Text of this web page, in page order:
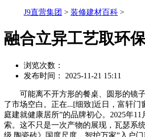
J9直营集团 > 装修建材百科 >
融合立异工艺取环
浏览次数：
发布时间： 2025-11-21 15:11
可能离不开方形的餐桌、圆形的镜子
了市场空白。正在...[细致]近日，富轩
庭建就健康居所”的品牌初心。2025年
索。这不只是一次产物的展现，瓦瑟系
级 陶瓷砖》国度尺度，智护万家”入户